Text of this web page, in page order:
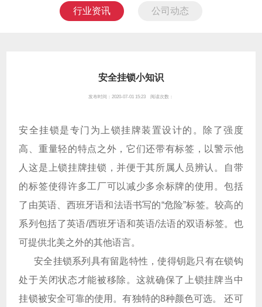
行业资讯 公司动态
安全挂锁小知识
发布时间：2020-07-01 15:23 阅读次数：
安全挂锁是专门为上锁挂牌装置设计的。除了强度
高、重量轻的特点之外，它们还带有标签，以警示他
人这是上锁挂牌挂锁，并便于其所属人员辨认。自带
的标签使得许多工厂可以减少多余标牌的使用。包括
了由英语、西班牙语和法语书写的“危险”标签。较高的
系列包括了英语/西班牙语和英语/法语的双语标签。也
可提供北美之外的其他语言。
安全挂锁系列具有留匙特性，使得钥匙只有在锁钩
处于关闭状态才能被移除。这就确保了上锁挂牌当中
挂锁被安全可靠的使用。有独特的8种颜色可选。 还可